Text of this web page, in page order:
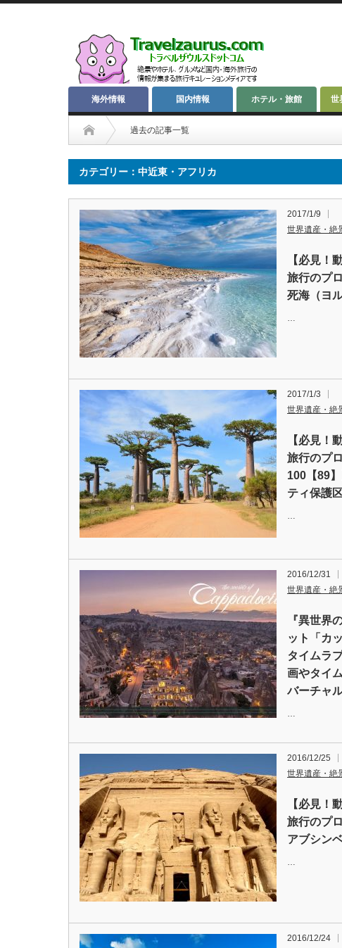
海外情報 国内情報 ホテル・旅館 世
過去の記事一覧
カテゴリー：中近東・アフリカ
2017/1/9
世界遺産・絶
【必見！
旅行のプ
死海（ヨ
…
2017/1/3
世界遺産・絶
【必見！
旅行のプ
100【89
ティ保護
…
2016/12/31
世界遺産・絶
『異世界
ット「カ
タイムラ
画やタイ
バーチャ
…
2016/12/25
世界遺産・絶
【必見！
旅行のプ
アブシン
…
2016/12/24